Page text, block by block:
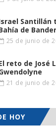
Santillán
de
25 de junio de
reto de José
21 de junio de
HOY